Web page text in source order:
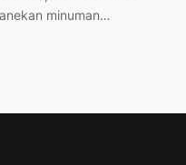
minuman…